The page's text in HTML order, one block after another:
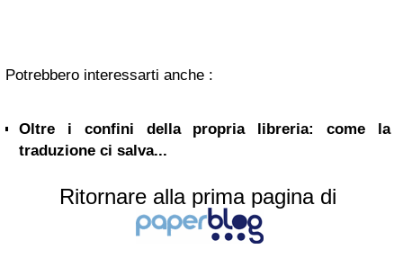
Potrebbero interessarti anche :
Oltre i confini della propria libreria: come la
traduzione ci salva...
Ritornare alla prima pagina di